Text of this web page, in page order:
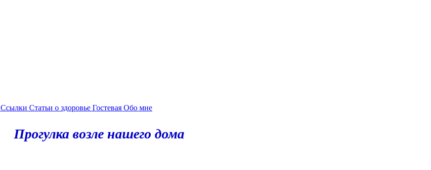
Ссылки Статьи о здоровье Гостевая Обо мне
Прогулка возле нашего дома